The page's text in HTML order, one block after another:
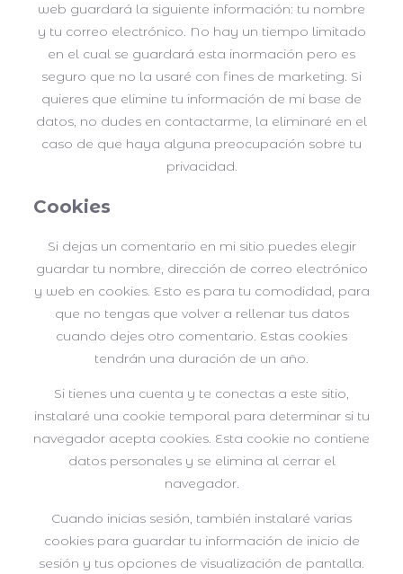
web guardará la siguiente información: tu nombre
y tu correo electrónico. No hay un tiempo limitado
en el cual se guardará esta inormación pero es
seguro que no la usaré con fines de marketing. Si
quieres que elimine tu información de mi base de
datos, no dudes en contactarme, la eliminaré en el
caso de que haya alguna preocupación sobre tu
privacidad.
Cookies
Si dejas un comentario en mi sitio puedes elegir
guardar tu nombre, dirección de correo electrónico
y web en cookies. Esto es para tu comodidad, para
que no tengas que volver a rellenar tus datos
cuando dejes otro comentario. Estas cookies
tendrán una duración de un año.
Si tienes una cuenta y te conectas a este sitio,
instalaré una cookie temporal para determinar si tu
navegador acepta cookies. Esta cookie no contiene
datos personales y se elimina al cerrar el
navegador.
Cuando inicias sesión, también instalaré varias
cookies para guardar tu información de inicio de
sesión y tus opciones de visualización de pantalla.